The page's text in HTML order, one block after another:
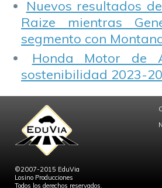
Nuevos resultados
Raize mientras
segmento con
Honda Motor de
sostenibilidad 2023-
©2007-2015 EduVia
Losino Producciones
Todos los derechos reservados.